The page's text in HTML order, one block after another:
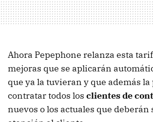
Ahora Pepephone relanza esta
mejoras que se aplicarán
que ya la tuvieran y que además
contratar todos los clientes de
nuevos o los actuales que